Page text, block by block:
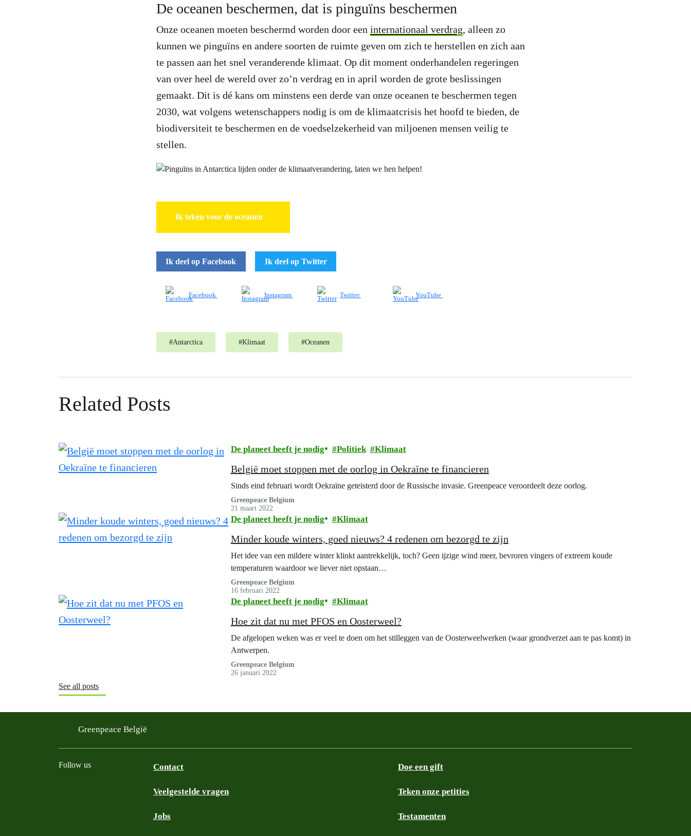
De oceanen beschermen, dat is pinguïns beschermen
Onze oceanen moeten beschermd worden door een internationaal verdrag, alleen zo
kunnen we pinguïns en andere soorten de ruimte geven om zich te herstellen en zich aan
te passen aan het snel veranderende klimaat. Op dit moment onderhandelen regeringen
van over heel de wereld over zo’n verdrag en in april worden de grote beslissingen
gemaakt. Dit is dé kans om minstens een derde van onze oceanen te beschermen tegen
2030, wat volgens wetenschappers nodig is om de klimaatcrisis het hoofd te bieden, de
biodiversiteit te beschermen en de voedselzekerheid van miljoenen mensen veilig te
stellen.
Ik teken voor de oceanen
Ik deel op Facebook Ik deel op Twitter
Facebook Instagram Twitter YouTube
#Antarctica #Klimaat #Oceanen
Related Posts
De planeet heeft je nodig Politiek Klimaat
België moet stoppen met de oorlog in Oekraïne te financieren
Sinds eind februari wordt Oekraïne geteisterd door de Russische invasie. Greenpeace veroordeelt deze oorlog.
Greenpeace Belgium
21 maart 2022
De planeet heeft je nodig Klimaat
Minder koude winters, goed nieuws? 4 redenen om bezorgd te zijn
Het idee van een mildere winter klinkt aantrekkelijk, toch? Geen ijzige wind meer, bevroren vingers of extreem koude
temperaturen waardoor we liever niet opstaan…
Greenpeace Belgium
16 februari 2022
De planeet heeft je nodig Klimaat
Hoe zit dat nu met PFOS en Oosterweel?
De afgelopen weken was er veel te doen om het stilleggen van de Oosterweelwerken (waar grondverzet aan te pas komt) in
Antwerpen.
Greenpeace Belgium
26 januari 2022
See all posts
Greenpeace België
Follow us Contact
Veelgestelde vragen
Jobs
Doe een gift
Teken onze petities
Testamenten